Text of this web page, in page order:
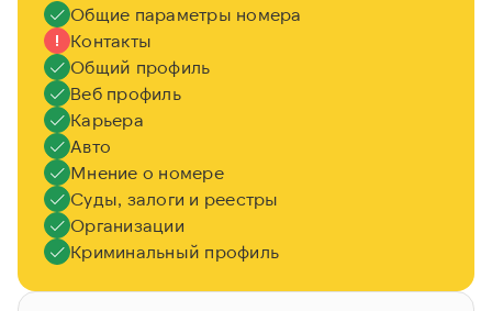
Общие параметры номера
Контакты
Общий профиль
Веб профиль
Карьера
Авто
Мнение о номере
Суды, залоги и реестры
Организации
Криминальный профиль